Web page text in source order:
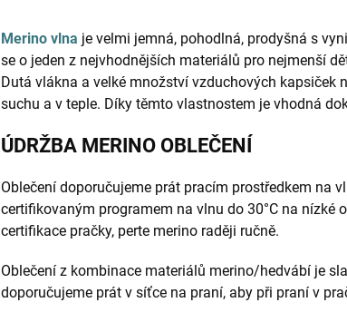
Merino vlna je velmi jemná, pohodlná, prodyšná s
se o jeden z nejvhodnějších materiálů pro nejmenší
Dutá vlákna a velké množství vzduchových kapsiček
suchu a v teple. Díky těmto vlastnostem je vhodná
ÚDRŽBA MERINO OBLEČENÍ
Oblečení doporučujeme prát pracím prostředkem na
certifikovaným programem na vlnu do 30°C na nízké
certifikace pračky, perte merino raději ručně.
Oblečení z kombinace materiálů merino/hedvábí je
doporučujeme prát v síťce na praní, aby při praní v